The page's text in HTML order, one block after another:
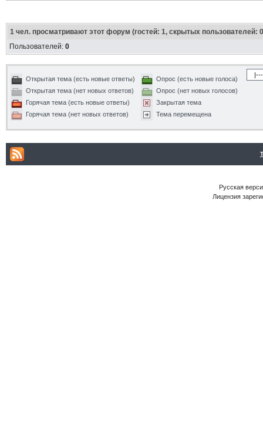
1чел. просматривают этот форум (гостей: 1, скрытых пользователей:
Пользователей: 0
Открытая тема (есть новые ответы)
Открытая тема (нет новых ответов)
Горячая тема (есть новые ответы)
Горячая тема (нет новых ответов)
Опрос (есть новые голоса)
Опрос (нет новых голосов)
Закрытая тема
Тема перемещена
Русская
Лицензия